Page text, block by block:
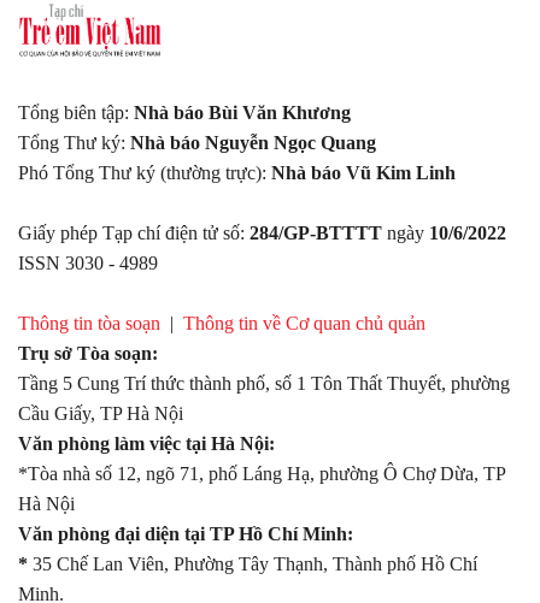
Tổng biên tập: Nhà báo Bùi Văn Khương
Tổng Thư ký: Nhà báo Nguyễn Ngọc Quang
Phó Tổng Thư ký (thường trực): Nhà báo Vũ Kim Linh
Giấy phép Tạp chí điện tử số: 284/GP-BTTTT ngày 10/6/2022
ISSN 3030 - 4989
Thông tin tòa soạn | Thông tin về Cơ quan chủ quản
Trụ sở Tòa soạn:
Tầng 5 Cung Trí thức thành phố, số 1 Tôn Thất Thuyết, phường
Cầu Giấy, TP Hà Nội
Văn phòng làm việc tại Hà Nội:
*Tòa nhà số 12, ngõ 71, phố Láng Hạ, phường Ô Chợ Dừa, TP
Hà Nội
Văn phòng đại diện tại TP Hồ Chí Minh:
* 35 Chế Lan Viên, Phường Tây Thạnh, Thành phố Hồ Chí
Minh.